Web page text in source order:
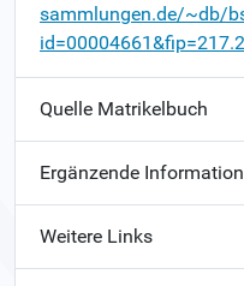
sammlungen.de/~db/
Quelle Matrikelbuch
Ergänzende
Weitere Links